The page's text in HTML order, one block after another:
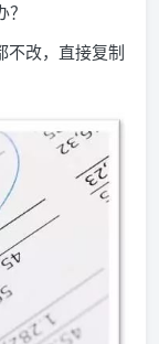
不改，直接复制